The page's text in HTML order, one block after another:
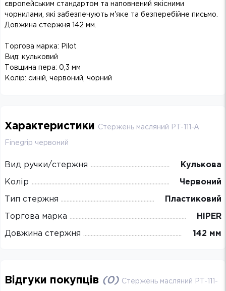
європейським стандартом та наповнений якісними
чорнилами, які забезпечують м'яке та безперебійне письмо.
Довжина стержня 142 мм.
Торгова марка: Pilot
Вид: кульковий
Товщина пера: 0,3 мм
Колір: синій, червоний, чорний
Характеристики Стержень масляний PT-111-A
Finegrip червоний
Вид ручки/стержня Кулькова
Колір Червоний
Тип стержня Пластиковий
Торгова марка HIPER
Довжина стержня 142 мм
Відгуки покупців (0) Стержень масляний PT-111-